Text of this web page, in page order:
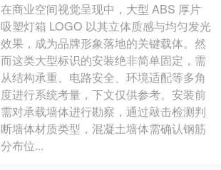
在商业空间视觉呈现中，大型 ABS 厚片
吸塑灯箱 LOGO 以其立体质感与均匀发光
效果，成为品牌形象落地的关键载体。然
而这类大型标识的安装绝非简单固定，需
从结构承重、电路安全、环境适配等多角
度进行系统考量，下文仅供参考。安装前
需对承载墙体进行勘察，通过敲击检测判
断墙体材质类型，混凝土墙体需确认钢筋
分布位...